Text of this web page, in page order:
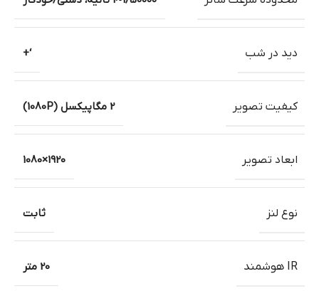
دید در شب ‘+
کیفیت تصویر 2 مگاپیکسل (1080P)
ابعاد تصویر 1920×1080
نوع لنز ثابت
IR هوشمند 20 متر